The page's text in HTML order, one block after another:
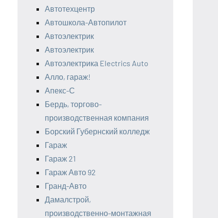
Автотехцентр
Автошкола-Автопилот
Автоэлектрик
Автоэлектрик
Автоэлектрика Electrics Auto
Алло, гараж!
Апекс-С
Бердь, торгово-
производственная компания
Борский Губернский колледж
Гараж
Гараж 21
Гараж Авто 92
Гранд-Авто
Дамалстрой,
производственно-монтажная